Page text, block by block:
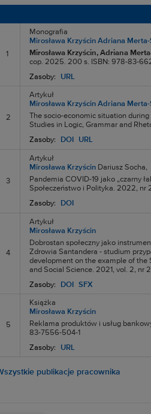
1
Monografia
Mirosława Krzyścin Adriana Merta-
Mirosława Krzyścin, Adriana
cop. 2025. 200 s. ISBN: 978-83-
Zasoby:
URL
2
Artykuł
Mirosława Krzyścin Adriana Merta-
The socio-economic situation
Studies in Logic, Grammar and
Zasoby:
DOI URL
3
Artykuł
Mirosława Krzyścin Dariusz Socha,
Pandemia COVID-19 jako „czarny
Społeczeństwo i Polityka. 2022, nr
Zasoby:
DOI
4
Artykuł
Mirosława Krzyścin
Dobrostan społeczny jako
Zdrowia Santandera - studium
development on the example of the
and Social Science. 2021, vol. 2, nr
Zasoby:
DOI SFX
5
Książka
Mirosława Krzyścin
Reklama produktów i usług
83-7556-504-1
Zasoby:
URL
publikacje pracownika